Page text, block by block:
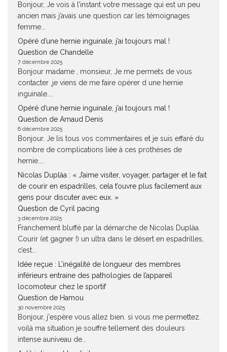
Bonjour, Je vois à l’instant votre message qui est un peu
ancien mais j’avais une question car les témoignages
femme...
Opéré d’une hernie inguinale, j’ai toujours mal !
Question de Chandelle
7 décembre 2025
Bonjour madame , monsieur, Je me permets de vous
contacter ,je viens de me faire opérer d une hernie
inguinale....
Opéré d’une hernie inguinale, j’ai toujours mal !
Question de Arnaud Denis
6 décembre 2025
Bonjour. Je lis tous vos commentaires et je suis effaré du
nombre de complications liée à ces prothèses de
hernie....
Nicolas Duplàa : « J’aime visiter, voyager, partager et le fait
de courir en espadrilles, cela t’ouvre plus facilement aux
gens pour discuter avec eux. »
Question de Cyril pacing
3 décembre 2025
Franchement bluffé par la démarche de Nicolas Duplàa.
Courir (et gagner !) un ultra dans le désert en espadrilles,
c’est...
Idée reçue : L’inégalité de longueur des membres
inférieurs entraine des pathologies de l’appareil
locomoteur chez le sportif
Question de Hamou
30 novembre 2025
Bonjour, j'espère vous allez bien. si vous me permettez.
voilà ma situation je souffre tellement des douleurs
intense auniveau de...